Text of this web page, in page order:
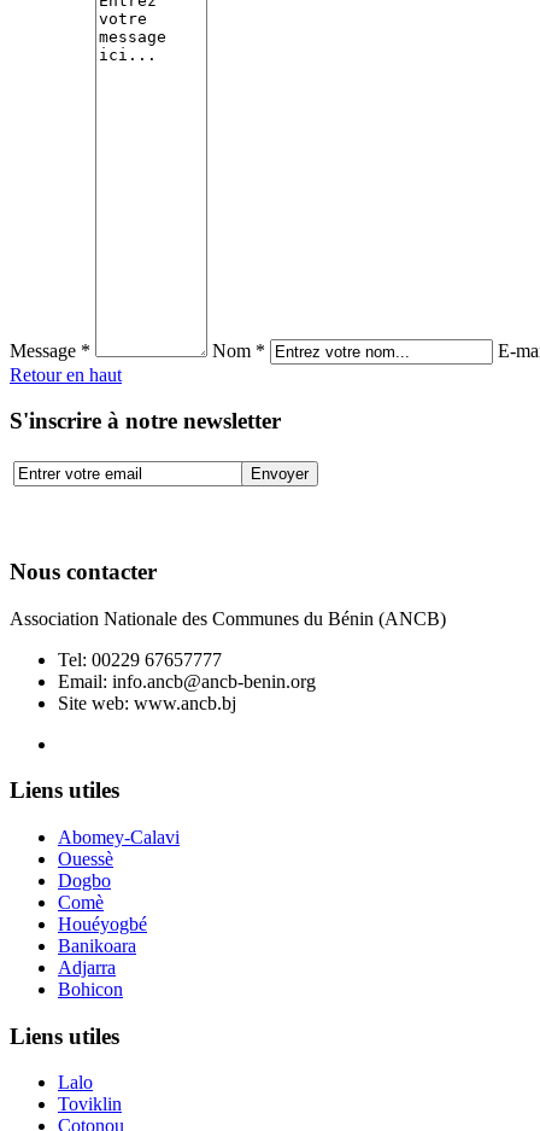
Message * Nom *
E-
Retour en haut
S'inscrire à notre newsletter
Nous contacter
Association Nationale des Communes du Bénin (ANCB)
Tel: 00229 67657777
Email: info.ancb@ancb-benin.org
Site web: www.ancb.bj
Liens utiles
Abomey-Calavi
Ouessè
Dogbo
Comè
Houéyogbé
Banikoara
Adjarra
Bohicon
Liens utiles
Lalo
Toviklin
Cotonou